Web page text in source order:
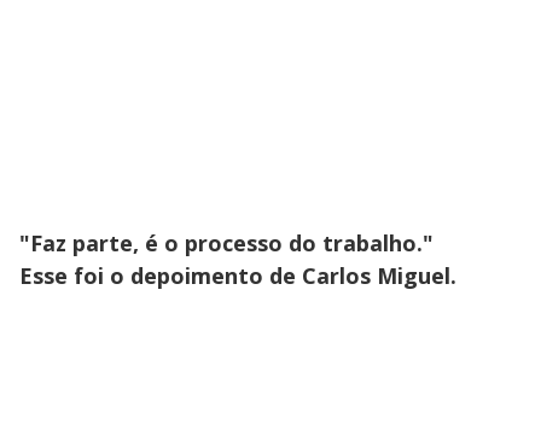
"Faz parte, é o processo do trabalho."
Esse foi o depoimento de Carlos Miguel.